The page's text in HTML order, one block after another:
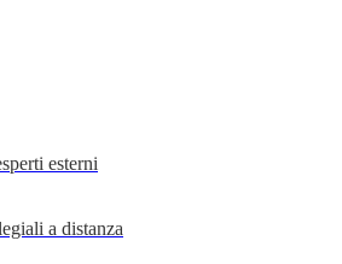
esterni
a distanza